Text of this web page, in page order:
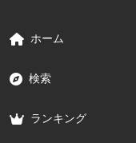
ホーム
検索
ランキング